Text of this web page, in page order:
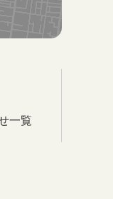
一覧